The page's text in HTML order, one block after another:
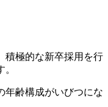
積極的な新卒採用を行
年齢構成がいびつにな